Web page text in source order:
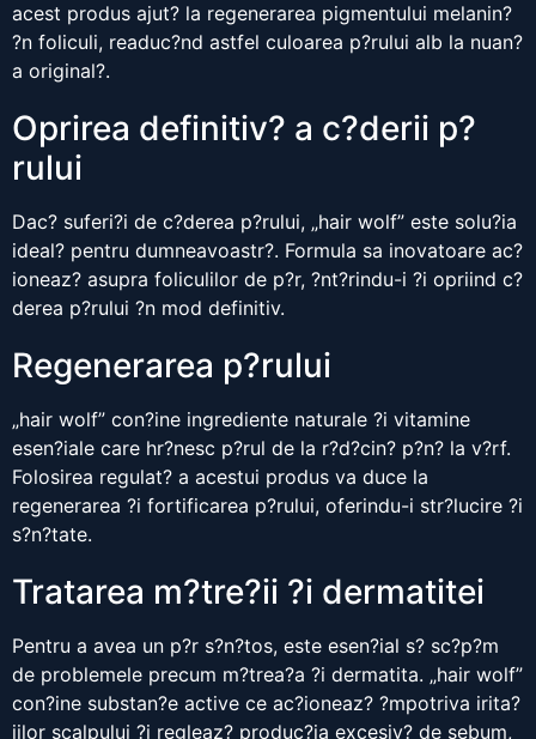
acest produs ajut? la regenerarea pigmentului melanin?
?n foliculi, readuc?nd astfel culoarea p?rului alb la nuan?
a original?.
Oprirea definitiv? a c?derii p?
rului
Dac? suferi?i de c?derea p?rului, „hair wolf” este solu?ia
ideal? pentru dumneavoastr?. Formula sa inovatoare ac?
ioneaz? asupra foliculilor de p?r, ?nt?rindu-i ?i opriind c?
derea p?rului ?n mod definitiv.
Regenerarea p?rului
„hair wolf” con?ine ingrediente naturale ?i vitamine
esen?iale care hr?nesc p?rul de la r?d?cin? p?n? la v?rf.
Folosirea regulat? a acestui produs va duce la
regenerarea ?i fortificarea p?rului, oferindu-i str?lucire ?i
s?n?tate.
Tratarea m?tre?ii ?i dermatitei
Pentru a avea un p?r s?n?tos, este esen?ial s? sc?p?m
de problemele precum m?trea?a ?i dermatita. „hair wolf”
con?ine substan?e active ce ac?ioneaz? ?mpotriva irita?
iilor scalpului ?i regleaz? produc?ia excesiv? de sebum,